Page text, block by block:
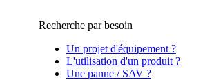
Recherche par besoin
Un projet d'équipement ?
L'utilisation d'un produit ?
Une panne / SAV ?